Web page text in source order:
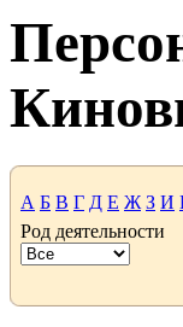
А Б В Г Д Е Ж З И
Род деятельности